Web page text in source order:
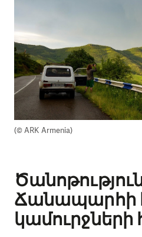
(© ARK Armenia)
Ճանապարհի
կամուրջների